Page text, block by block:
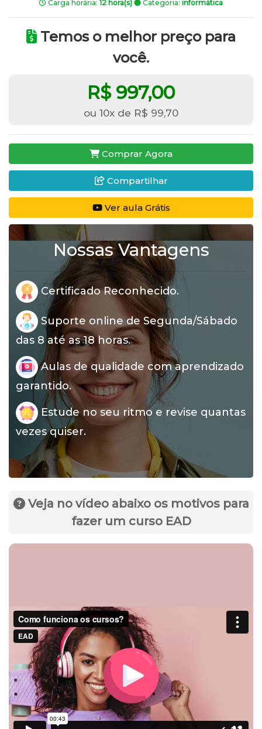
Carga horária: 12 hora(s) Categoria: informática
Temos o melhor preço para
você.
R$ 997,00
ou 10x de R$ 99,70
Comprar Agora
Compartilhar
Ver aula Grátis
Nossas Vantagens
Certificado Reconhecido.
Suporte online de Segunda/Sábado
das 8 até as 18 horas.
Aulas de qualidade com aprendizado
garantido.
Estude no seu ritmo e revise quantas
vezes quiser.
Veja no vídeo abaixo os motivos para
fazer um curso EAD